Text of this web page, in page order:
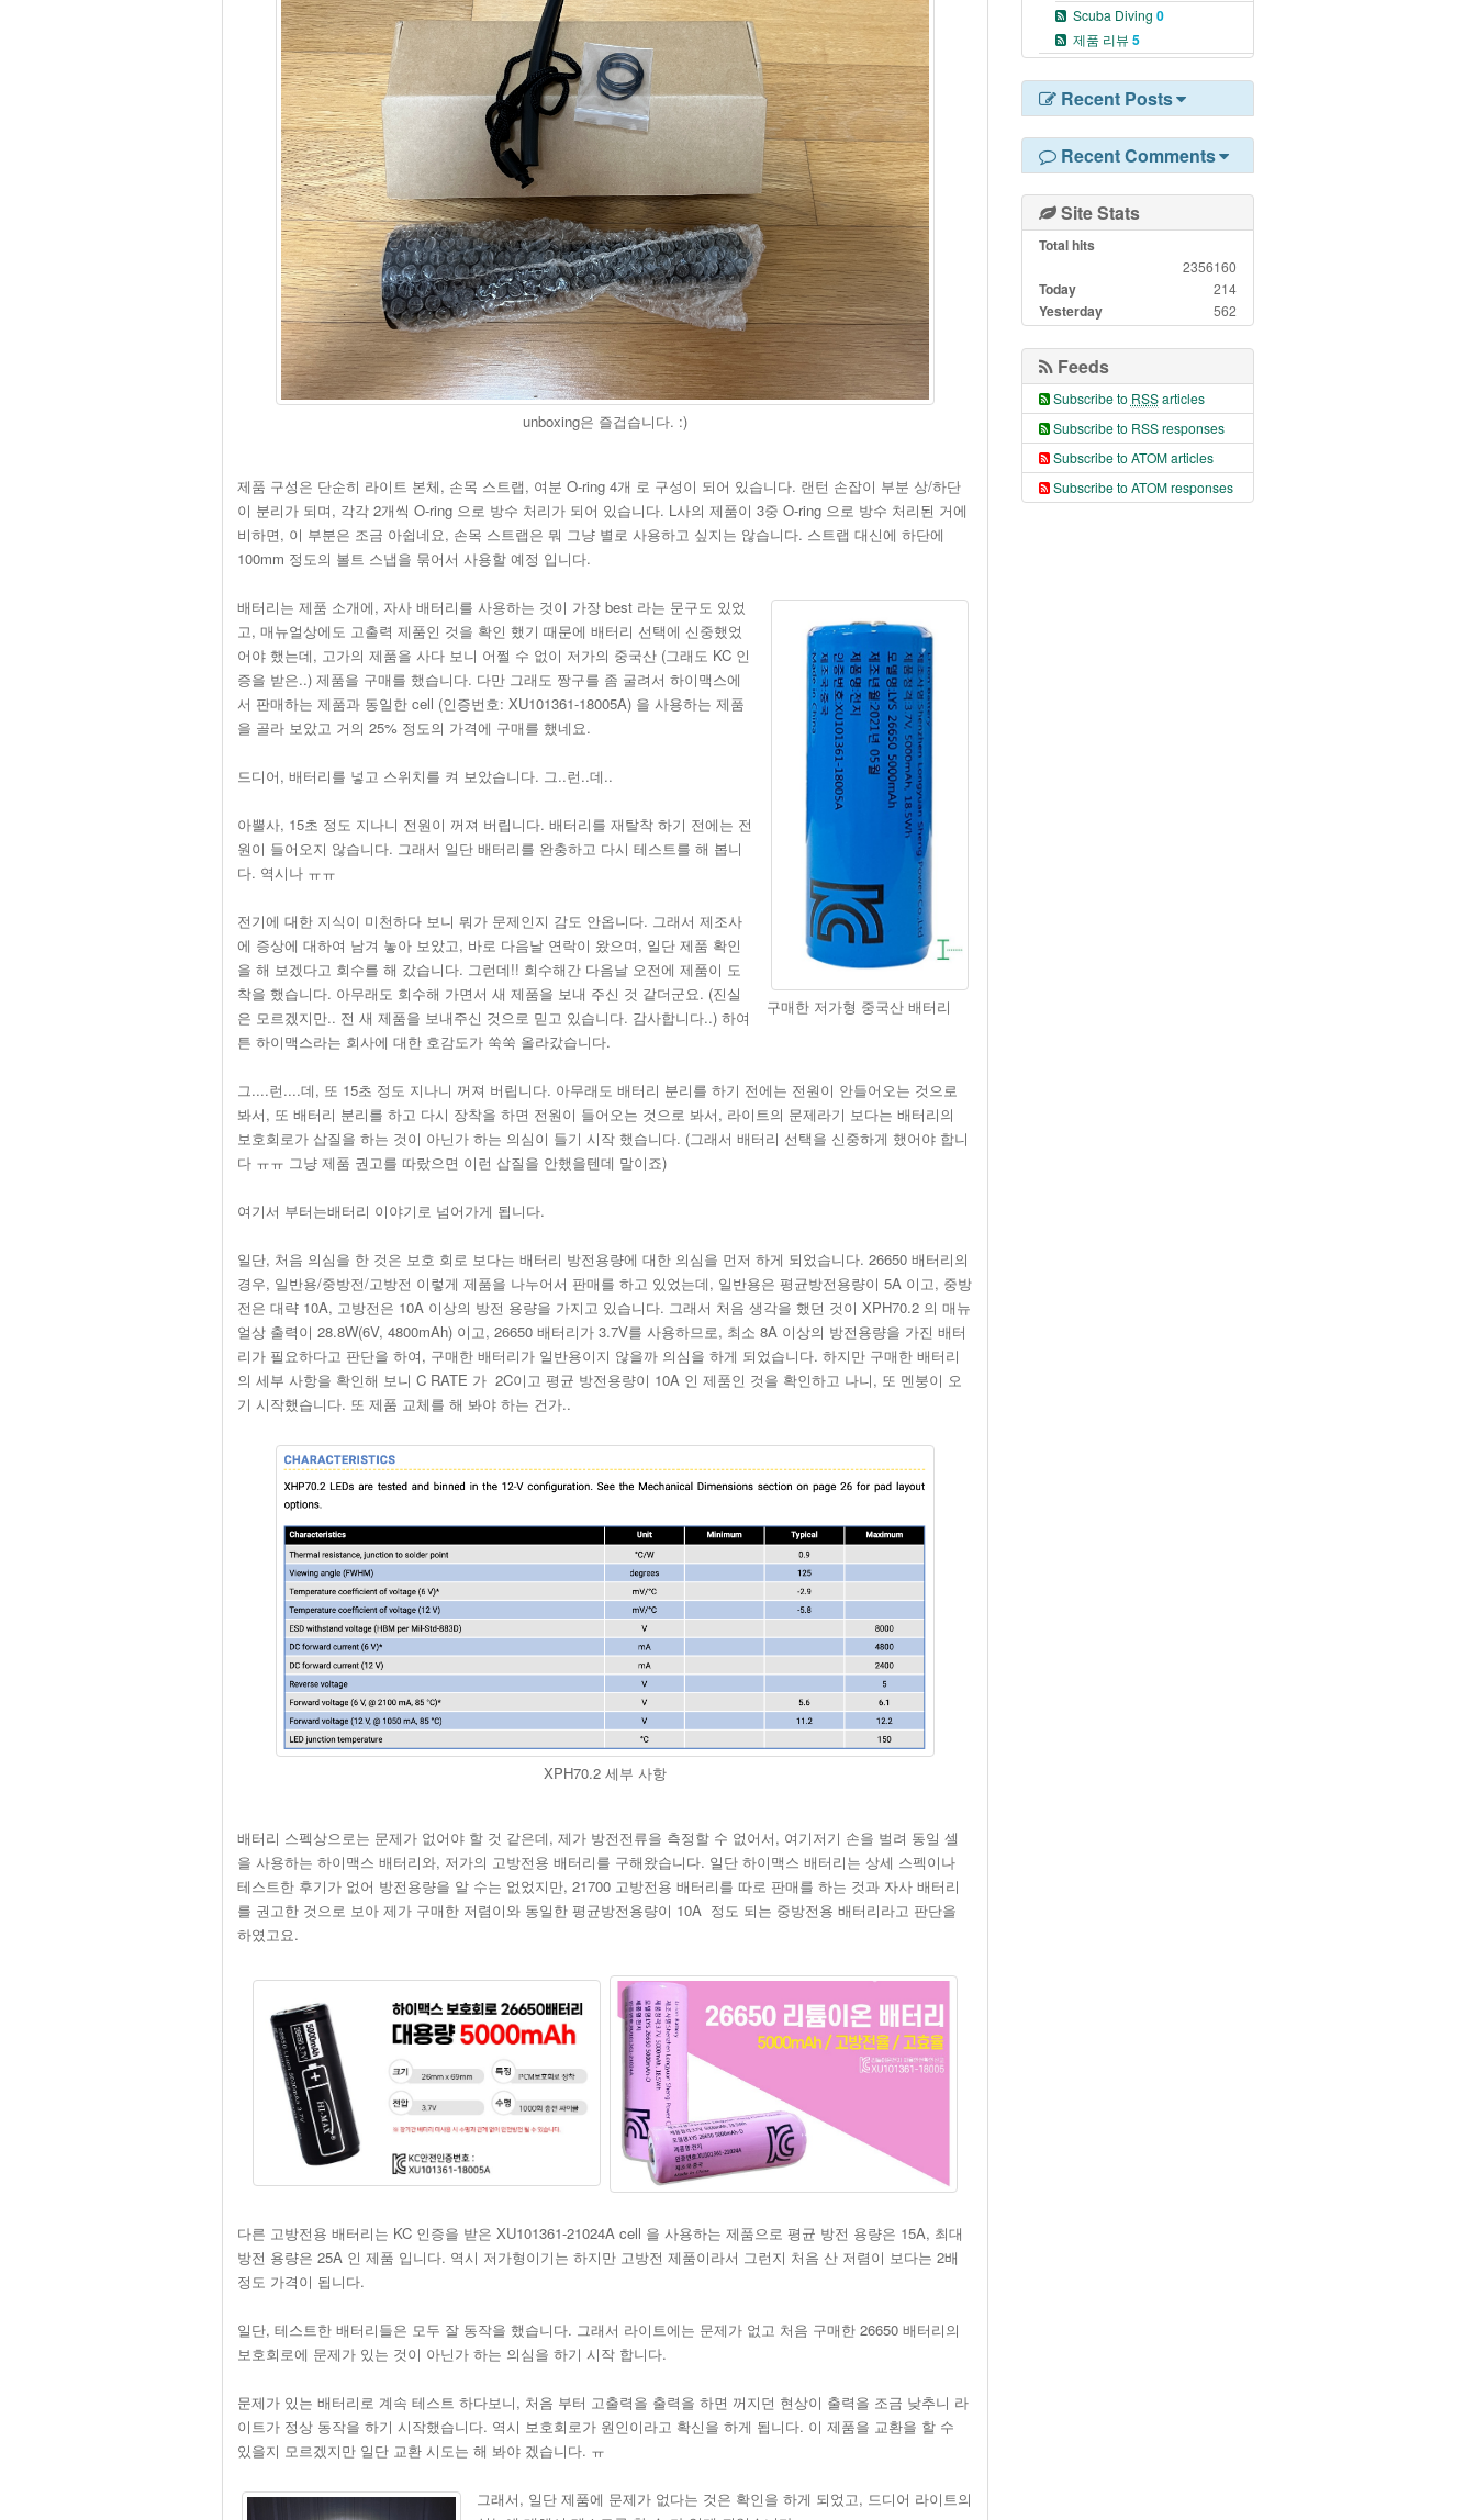
unboxing은 즐겁습니다. :)
제품 구성은 단순히 라이트 본체, 손목 스트랩, 여분 O-ring 4개 로 구성이 되어 있습니다. 랜턴 손잡이 부분 상/하단
이 분리가 되며, 각각 2개씩 O-ring 으로 방수 처리가 되어 있습니다. L사의 제품이 3중 O-ring 으로 방수 처리된 거에
비하면, 이 부분은 조금 아쉽네요, 손목 스트랩은 뭐 그냥 별로 사용하고 싶지는 않습니다. 스트랩 대신에 하단에
100mm 정도의 볼트 스냅을 묶어서 사용할 예정 입니다.
구매한 저가형 중국산 배터리
배터리는 제품 소개에, 자사 배터리를 사용하는 것이 가장 best 라는 문구도 있었
고, 매뉴얼상에도 고출력 제품인 것을 확인 했기 때문에 배터리 선택에 신중했었
어야 했는데, 고가의 제품을 사다 보니 어쩔 수 없이 저가의 중국산 (그래도 KC 인
증을 받은..) 제품을 구매를 했습니다. 다만 그래도 짱구를 좀 굴려서 하이맥스에
서 판매하는 제품과 동일한 cell (인증번호: XU101361-18005A) 을 사용하는 제품
을 골라 보았고 거의 25% 정도의 가격에 구매를 했네요.
드디어, 배터리를 넣고 스위치를 켜 보았습니다. 그..런..데..
아뿔사, 15초 정도 지나니 전원이 꺼져 버립니다. 배터리를 재탈착 하기 전에는 전
원이 들어오지 않습니다. 그래서 일단 배터리를 완충하고 다시 테스트를 해 봅니
다. 역시나 ㅠㅠ
전기에 대한 지식이 미천하다 보니 뭐가 문제인지 감도 안옵니다. 그래서 제조사
에 증상에 대하여 남겨 놓아 보았고, 바로 다음날 연락이 왔으며, 일단 제품 확인
을 해 보겠다고 회수를 해 갔습니다. 그런데!! 회수해간 다음날 오전에 제품이 도
착을 했습니다. 아무래도 회수해 가면서 새 제품을 보내 주신 것 같더군요. (진실
은 모르겠지만.. 전 새 제품을 보내주신 것으로 믿고 있습니다. 감사합니다..) 하여
튼 하이맥스라는 회사에 대한 호감도가 쑥쑥 올라갔습니다.
그....런....데, 또 15초 정도 지나니 꺼져 버립니다. 아무래도 배터리 분리를 하기 전에는 전원이 안들어오는 것으로
봐서, 또 배터리 분리를 하고 다시 장착을 하면 전원이 들어오는 것으로 봐서, 라이트의 문제라기 보다는 배터리의
보호회로가 삽질을 하는 것이 아닌가 하는 의심이 들기 시작 했습니다. (그래서 배터리 선택을 신중하게 했어야 합니
다 ㅠㅠ 그냥 제품 권고를 따랐으면 이런 삽질을 안했을텐데 말이죠)
여기서 부터는배터리 이야기로 넘어가게 됩니다.
일단, 처음 의심을 한 것은 보호 회로 보다는 배터리 방전용량에 대한 의심을 먼저 하게 되었습니다. 26650 배터리의
경우, 일반용/중방전/고방전 이렇게 제품을 나누어서 판매를 하고 있었는데, 일반용은 평균방전용량이 5A 이고, 중방
전은 대략 10A, 고방전은 10A 이상의 방전 용량을 가지고 있습니다. 그래서 처음 생각을 했던 것이 XPH70.2 의 매뉴
얼상 출력이 28.8W(6V, 4800mAh) 이고, 26650 배터리가 3.7V를 사용하므로, 최소 8A 이상의 방전용량을 가진 배터
리가 필요하다고 판단을 하여, 구매한 배터리가 일반용이지 않을까 의심을 하게 되었습니다. 하지만 구매한 배터리
의 세부 사항을 확인해 보니 C RATE 가 2C이고 평균 방전용량이 10A 인 제품인 것을 확인하고 나니, 또 멘붕이 오
기 시작했습니다. 또 제품 교체를 해 봐야 하는 건가..
XPH70.2 세부 사항
배터리 스펙상으로는 문제가 없어야 할 것 같은데, 제가 방전전류을 측정할 수 없어서, 여기저기 손을 벌려 동일 셀
을 사용하는 하이맥스 배터리와, 저가의 고방전용 배터리를 구해왔습니다. 일단 하이맥스 배터리는 상세 스펙이나
테스트한 후기가 없어 방전용량을 알 수는 없었지만, 21700 고방전용 배터리를 따로 판매를 하는 것과 자사 배터리
를 권고한 것으로 보아 제가 구매한 저렴이와 동일한 평균방전용량이 10A 정도 되는 중방전용 배터리라고 판단을
하였고요.
다른 고방전용 배터리는 KC 인증을 받은 XU101361-21024A cell 을 사용하는 제품으로 평균 방전 용량은 15A, 최대
방전 용량은 25A 인 제품 입니다. 역시 저가형이기는 하지만 고방전 제품이라서 그런지 처음 산 저렴이 보다는 2배
정도 가격이 됩니다.
일단, 테스트한 배터리들은 모두 잘 동작을 했습니다. 그래서 라이트에는 문제가 없고 처음 구매한 26650 배터리의
보호회로에 문제가 있는 것이 아닌가 하는 의심을 하기 시작 합니다.
문제가 있는 배터리로 계속 테스트 하다보니, 처음 부터 고출력을 출력을 하면 꺼지던 현상이 출력을 조금 낮추니 라
이트가 정상 동작을 하기 시작했습니다. 역시 보호회로가 원인이라고 확신을 하게 됩니다. 이 제품을 교환을 할 수
있을지 모르겠지만 일단 교환 시도는 해 봐야 겠습니다. ㅠ
그래서, 일단 제품에 문제가 없다는 것은 확인을 하게 되었고, 드디어 라이트의
Scuba Diving 0
제품 리뷰 5
Recent Posts
Recent Comments
Site Stats
Total hits
2356160
Today 214
Yesterday 562
Feeds
Subscribe to RSSarticles
Subscribe to RSS responses
Subscribe to ATOM articles
Subscribe to ATOM responses